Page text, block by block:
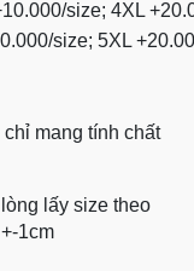
size; 4XL
size; 5XL
mang tính chất
lấy size theo
1cm